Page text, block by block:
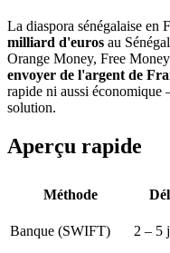
La diaspora sénégalaise en
milliard d'euros au
Orange Money, Free
envoyer de l'argent de
rapide ni aussi
solution.
Aperçu rapide
Méthode
Banque (SWIFT) 2 – 5